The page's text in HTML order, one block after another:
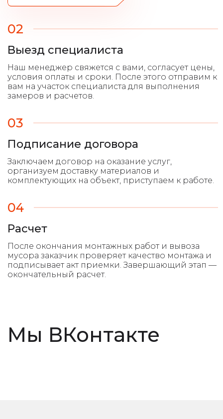
02
Выезд специалиста
03
Подписание договора
04
Расчет
Мы ВКонтакте